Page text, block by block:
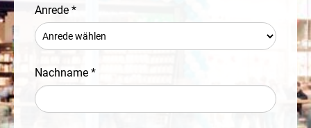
Anrede *
Nachname *